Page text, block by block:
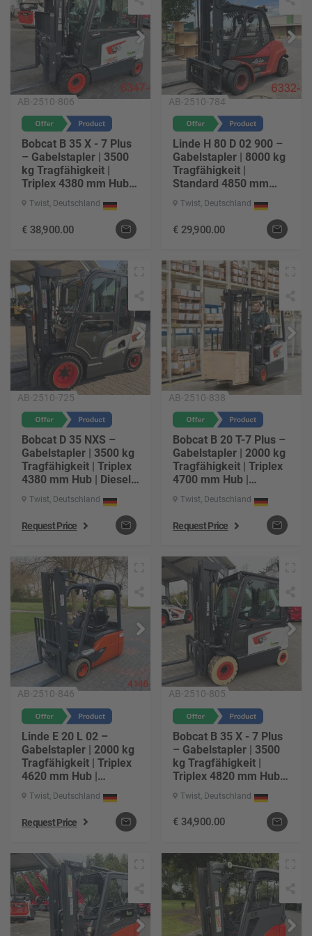
AB-2510-806
Bobcat B 35 X - 7 Plus
– Gabelstapler | 3500
kg Tragfähigkeit |
Triplex 4380 mm Hub |
Elektro-Antrieb |
Baujahr 2025 | ca. 86 h
| Gabel 1200 mm
Twist, Deutschland
€ 38,900.00
AB-2510-784
Linde H 80 D 02 900 –
Gabelstapler | 8000 kg
Tragfähigkeit |
Standard 4850 mm
Hub | Diesel-Antrieb |
Baujahr 2015 | ca.
12179 h | Freihub 150
mm
Twist, Deutschland
€ 29,900.00
AB-2510-725
Bobcat D 35 NXS –
Gabelstapler | 3500 kg
Tragfähigkeit | Triplex
4380 mm Hub | Diesel-
Antrieb | Baujahr 2025 |
ca. 3 h | Gabel 1200
mm | Freihub 1100 mm
Twist, Deutschland
Request Price
AB-2510-838
Bobcat B 20 T-7 Plus –
Gabelstapler | 2000 kg
Tragfähigkeit | Triplex
4700 mm Hub |
Elektro-Antrieb |
Baujahr 2025 | ca. 3 h |
Gabel 1200 mm |
Freihub 1545 mm
Twist, Deutschland
Request Price
AB-2510-846
Linde E 20 L 02 –
Gabelstapler | 2000 kg
Tragfähigkeit | Triplex
4620 mm Hub |
Baujahr 2016 | ca.
6543 h | Gabel 1200
mm | Freihub 1500 mm
Twist, Deutschland
Request Price
AB-2510-805
Bobcat B 35 X - 7 Plus
– Gabelstapler | 3500
kg Tragfähigkeit |
Triplex 4820 mm Hub |
Baujahr 2024 | ca. 67 h
| Gabel 1200 mm
Twist, Deutschland
€ 34,900.00